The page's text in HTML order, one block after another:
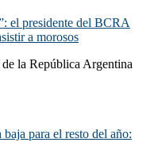
el presidente del BCRA
a morosos
la República Argentina
para el resto del año: